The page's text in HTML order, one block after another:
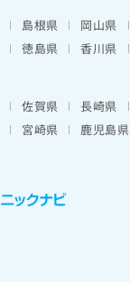
島根県 岡山県
徳島県 香川県
佐賀県 長崎県
宮崎県 鹿児島県